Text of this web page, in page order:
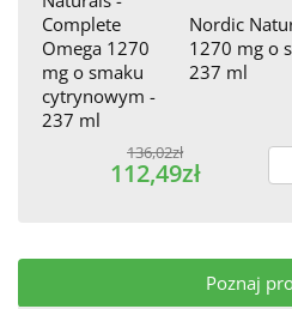
Nordic
1270 mg o
237 ml
136,02zł
112,49zł
Poznaj